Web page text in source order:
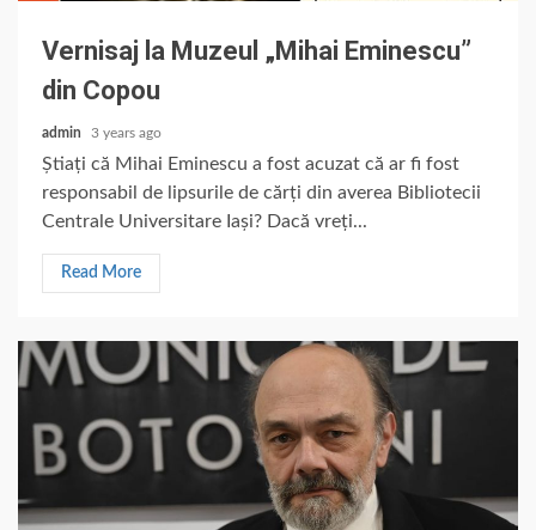
Vernisaj la Muzeul „Mihai Eminescu”
din Copou
admin 3 years ago
Știați că Mihai Eminescu a fost acuzat că ar fi fost
responsabil de lipsurile de cărți din averea Bibliotecii
Centrale Universitare Iași? Dacă vreți...
Read More